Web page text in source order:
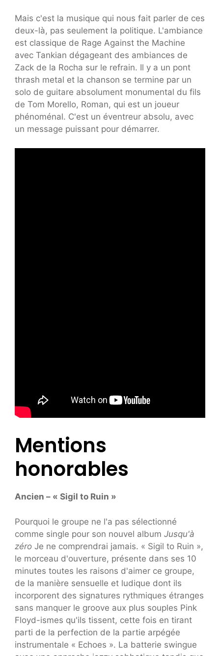
Mais c'est la musique qui nous fait parler de ces
deux-là, pas seulement la politique. L'ambiance
est classique de Rage Against the Machine
avec Tankian dégageant des ambiances de
Zack de la Rocha sur le refrain. Il y a un pont
thrash metal et la chanson se termine par un
solo de guitare absolument monumental du fils
de Tom Morello, Roman, qui est un joueur
phénoménal. C'est un éventreur absolu, avec
un message puissant pour démarrer.
Mentions
honorables
Ancien – « Sigil to Ruin »
Pourquoi le groupe ne l'a pas sélectionné
comme single pour son nouvel album Jusqu'à
zéro Je ne comprendrai jamais. « Sigil to Ruin »,
le morceau d'ouverture, présente dans ses 10
minutes toutes les raisons d'aimer ce groupe,
de la manière sensuelle et ludique dont ils
incorporent des signatures rythmiques étranges
sans manquer le groove aux plus souples Pink
Floyd-ismes qu'ils tissent, cette fois en tirant
parti de la perfection de la partie arpégée
instrumentale « Echoes ». La batterie swingue